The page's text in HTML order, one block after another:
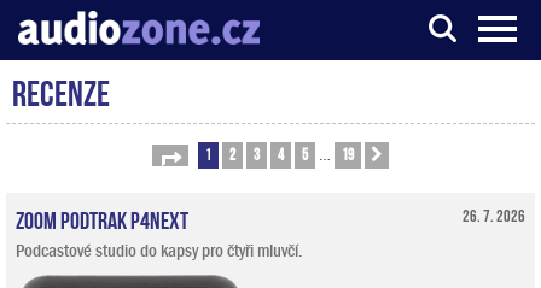
Server o digitálním zpracování zvuku
Recenze
Stránka 1z 19
1 2 3 4 5 19
26. 7. 2026
Zoom PodTrak P4next
Podcastové studio do kapsy pro čtyři mluvčí.